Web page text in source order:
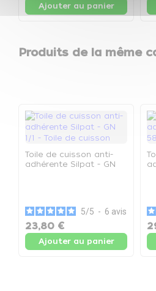
Ajouter au panier
Produits de la même
Toile de cuisson anti-
adhérente Silpat - GN
5/5 - 6 avis
23,80 €
Ajouter au panier